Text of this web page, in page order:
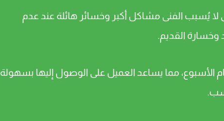
لا يُسبب الفنى مشاكل أكبر وخسائر هائلة عند عدم
وخسارة القديم.
الأسبوع، مما يساعد العميل على الوصول إليها بسهولة